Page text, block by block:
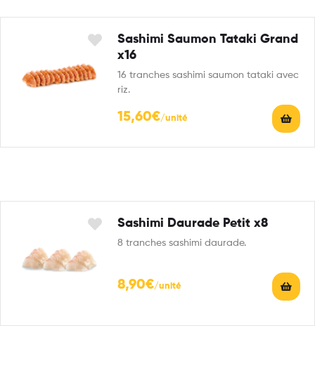
Sashimi Saumon Tataki Grand
x16
16 tranches sashimi saumon tataki avec
riz.
15,60€
Sashimi Daurade Petit x8
8 tranches sashimi daurade.
8,90€